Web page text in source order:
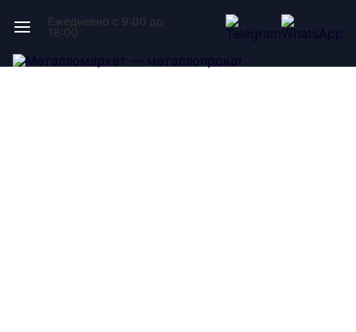
Ежедневно с 9:00 до
18:00